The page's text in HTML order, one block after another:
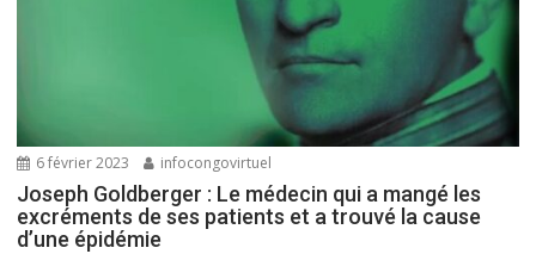
6 février 2023 infocongovirtuel
Joseph Goldberger : Le médecin qui a mangé les
excréments de ses patients et a trouvé la cause
d’une épidémie